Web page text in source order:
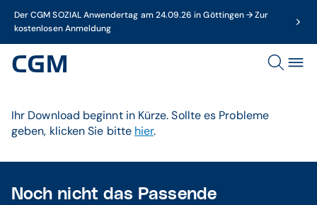
Der CGM SOZIAL Anwendertag am 24.09.26 in Göttingen → Zur
kostenlosen Anmeldung
Ihr Download beginnt in Kürze. Sollte es Probleme
geben, klicken Sie bitte hier.
Noch nicht das Passende